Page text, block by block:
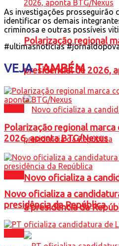
Polarização regional
presidencial de 2026,
Novo oficializa a
à presidência da
As investigações prosseguirão
identificar os demais
criminosa e outras possíveis
#ultimasnoticias
VEJATAMBÉM
Polarização regional
2026, aponta BTG/Nexus
Novo oficializa a
presidência da República